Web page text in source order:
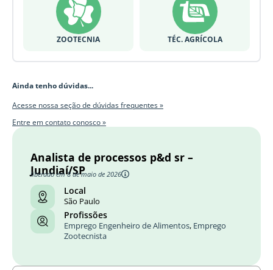
ZOOTECNIA TÉC. AGRÍCOLA
Ainda tenho dúvidas...
Acesse nossa seção de dúvidas frequentes »
Entre em contato conosco »
Analista de processos p&d sr –
Jundiaí/SP
liberado em 8 de maio de 2026
Local
São Paulo
Profissões
Emprego Engenheiro de Alimentos, Emprego
Zootecnista